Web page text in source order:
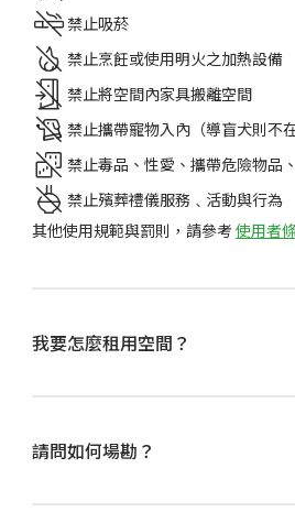
禁止吸菸
禁止烹飪或使用明火之加熱設備
禁止將空間內家具搬離空間
禁止攜帶寵物入內（導盲犬則不在
禁止毒品、性愛、攜帶危險物品
禁止殯葬禮儀服務﹑活動與行為
其他使用規範與罰則，請參考使用者
我要怎麼租用空間？
可使用信用卡/金融卡、全盈支付、街
活動前5分鐘至現場，於智慧門鎖輸入
請問如何場勘？
作人員，因此請於網站上付費預訂一小